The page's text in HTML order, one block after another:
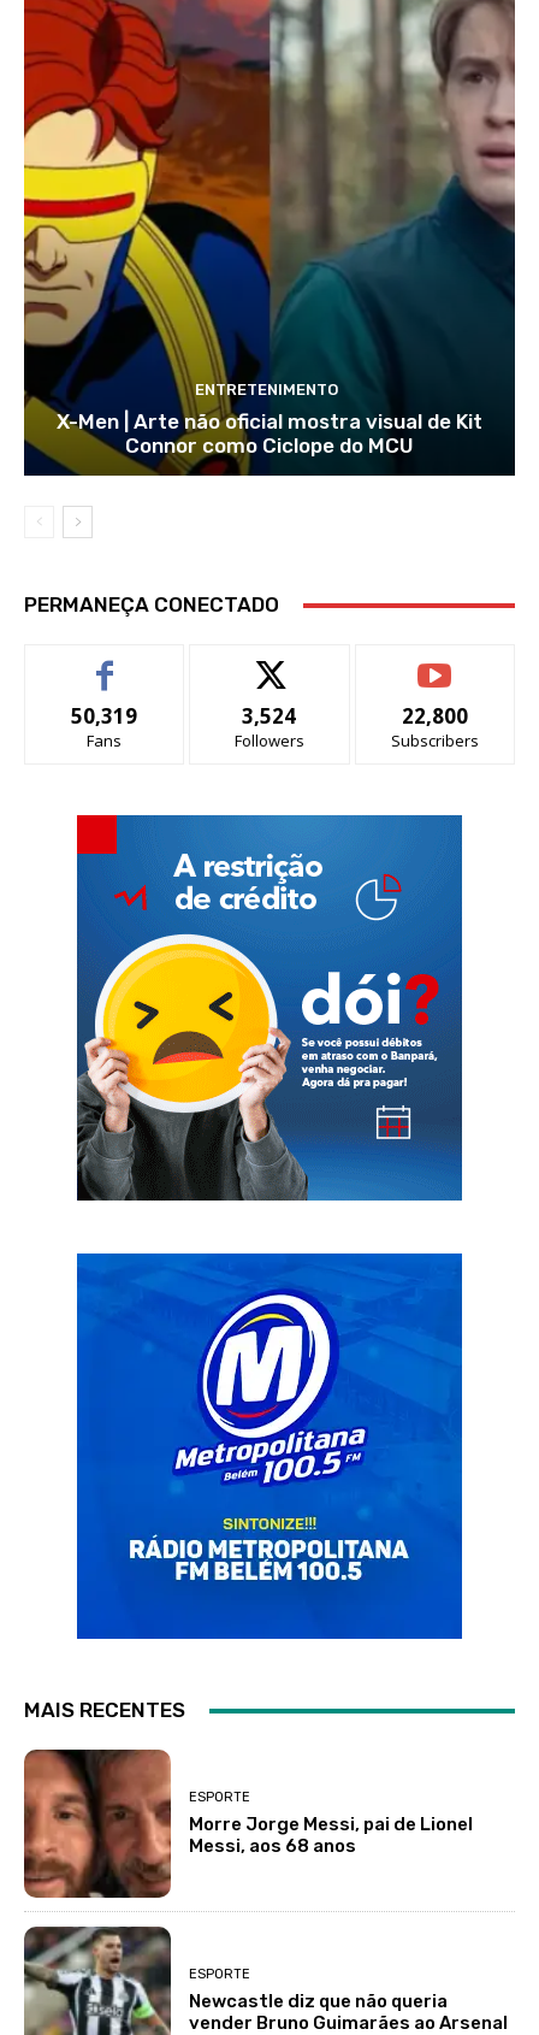
ENTRETENIMENTO
X-Men | Arte não oficial mostra visual de Kit
Connor como Ciclope do MCU
PERMANEÇA CONECTADO
50,319
Fans
3,524
Followers
22,800
Subscribers
MAIS RECENTES
ESPORTE
Morre Jorge Messi, pai de Lionel
Messi, aos 68 anos
ESPORTE
Newcastle diz que não queria
vender Bruno Guimarães ao Arsenal